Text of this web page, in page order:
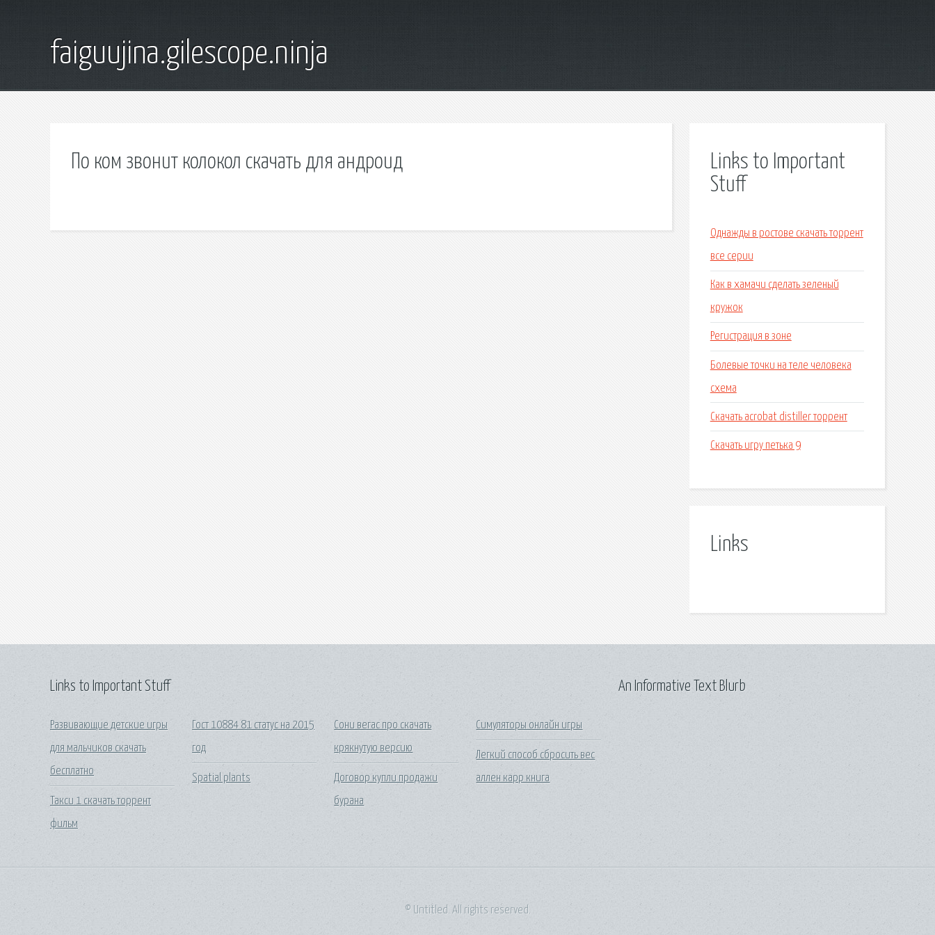
faiguujina.gilescope.ninja
По ком звонит колокол скачать для андроид
Links to Important
Stuff
Однажды в ростове скачать торрент
все серии
Как в хамачи сделать зеленый
кружок
Регистрация в зоне
Болевые точки на теле человека
схема
Скачать acrobat distiller торрент
Скачать игру петька 9
Links
Links to Important Stuff
Развивающие детские игры
для мальчиков скачать
бесплатно
Такси 1 скачать торрент
фильм
Гост 10884 81 статус на 2015
год
Spatial plants
Сони вегас про скачать
крякнутую версию
Договор купли продажи
бурана
Симуляторы онлайн игры
Легкий способ сбросить вес
аллен карр книга
An Informative Text Blurb
© Untitled. All rights reserved.